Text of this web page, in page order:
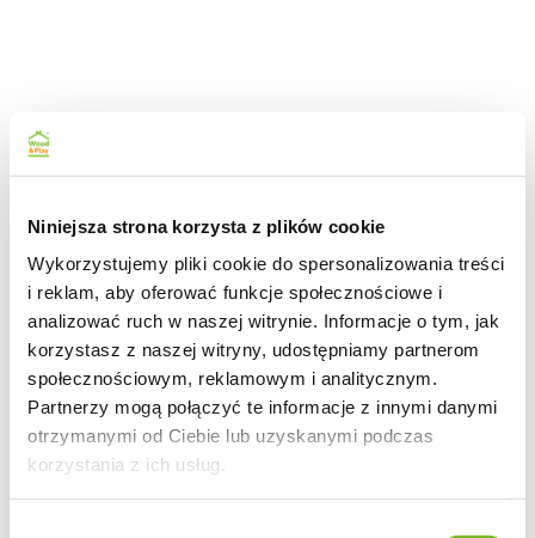
Niniejsza strona korzysta z plików cookie
Wykorzystujemy pliki cookie do spersonalizowania treści
i reklam, aby oferować funkcje społecznościowe i
analizować ruch w naszej witrynie. Informacje o tym, jak
korzystasz z naszej witryny, udostępniamy partnerom
społecznościowym, reklamowym i analitycznym.
Partnerzy mogą połączyć te informacje z innymi danymi
otrzymanymi od Ciebie lub uzyskanymi podczas
korzystania z ich usług.